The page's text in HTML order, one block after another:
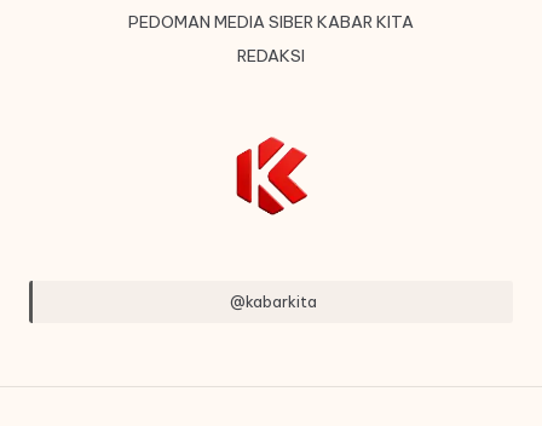
PEDOMAN MEDIA SIBER KABAR KITA
REDAKSI
@kabarkita